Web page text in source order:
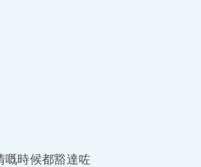
嘅時候都豁達咗